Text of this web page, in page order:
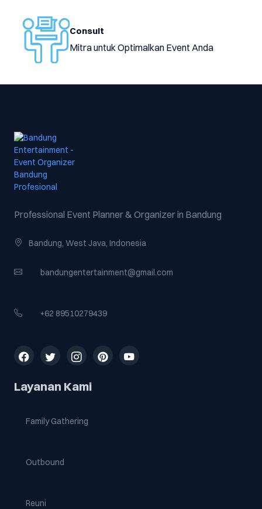
Consult
Mitra untuk Optimalkan Event Anda
Professional Event Planner & Organizer in Bandung
Bandung, West Java, Indonesia
bandungentertainment@gmail.com
+62 89510279439
Ikuti kami di media sosial
Layanan Kami
Family Gathering
Outbound
Reuni